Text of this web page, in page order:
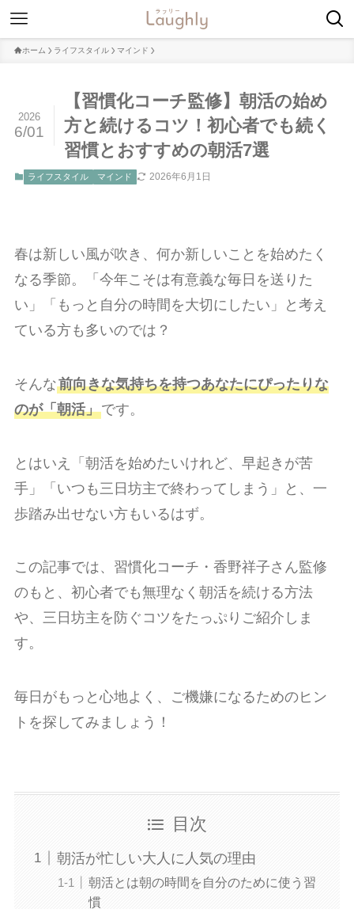
ホーム ライフスタイル マインド
【習慣化コーチ監修】朝活の始め
方と続けるコツ！初心者でも続く
習慣とおすすめの朝活7選
2026
6/01
ライフスタイル マインド 2026年6月1日
春は新しい風が吹き、何か新しいことを始めたく
なる季節。「今年こそは有意義な毎日を送りた
い」「もっと自分の時間を大切にしたい」と考え
ている方も多いのでは？
そんな前向きな気持ちを持つあなたにぴったりな
のが「朝活」です。
とはいえ「朝活を始めたいけれど、早起きが苦
手」「いつも三日坊主で終わってしまう」と、一
歩踏み出せない方もいるはず。
この記事では、習慣化コーチ・香野祥子さん監修
のもと、初心者でも無理なく朝活を続ける方法
や、三日坊主を防ぐコツをたっぷりご紹介しま
す。
毎日がもっと心地よく、ご機嫌になるためのヒン
トを探してみましょう！
目次
朝活が忙しい大人に人気の理由
朝活とは朝の時間を自分のために使う習
慣